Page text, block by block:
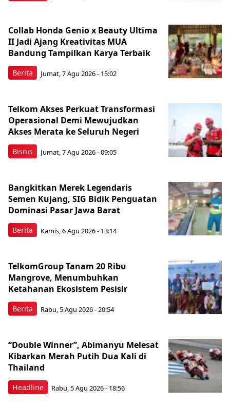
Berita
Collab Honda Genio x Beauty Ultima
II Jadi Ajang Kreativitas MUA
Bandung Tampilkan Karya Terbaik
Jumat, 7 Agu 2026 - 15:02
Bisnis
Telkom Akses Perkuat Transformasi
Operasional Demi Mewujudkan
Akses Merata ke Seluruh Negeri
Jumat, 7 Agu 2026 - 09:05
Berita
Bangkitkan Merek Legendaris
Semen Kujang, SIG Bidik Penguatan
Dominasi Pasar Jawa Barat
Kamis, 6 Agu 2026 - 13:14
Berita
TelkomGroup Tanam 20 Ribu
Mangrove, Menumbuhkan
Ketahanan Ekosistem Pesisir
Rabu, 5 Agu 2026 - 20:54
Headline
“Double Winner”, Abimanyu Melesat
Kibarkan Merah Putih Dua Kali di
Thailand
Rabu, 5 Agu 2026 - 18:56